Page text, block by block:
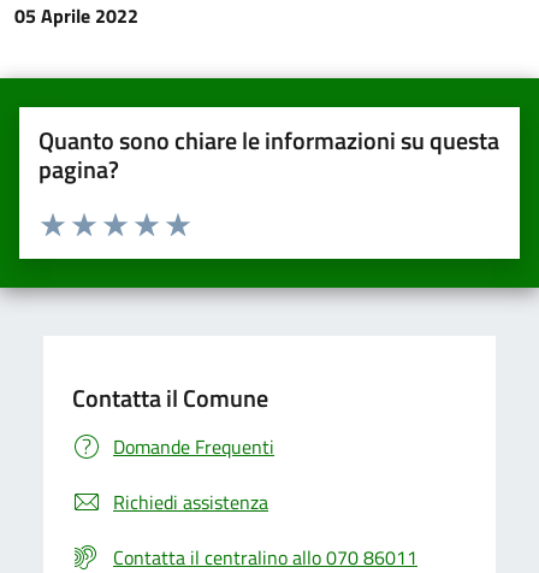
05 Aprile 2022
Quanto sono chiare le informazioni su questa
pagina?
Valuta da 1 a 5 stelle la pagina
Valuta 5 stelle su 5
Valuta 4 stelle su 5
Valuta 3 stelle su 5
Valuta 2 stelle su 5
Valuta una stella su 5
Contatta il Comune
Domande Frequenti
Richiedi assistenza
Contatta il centralino allo 070 86011